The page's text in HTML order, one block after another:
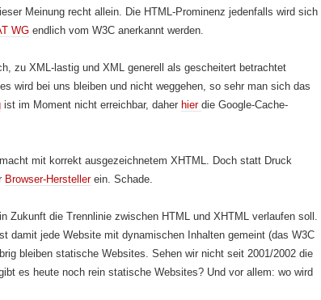
Meinung recht allein. Die HTML-Prominenz jedenfalls wird sich
WG endlich vom W3C anerkannt werden.
zu XML-lastig und XML generell als gescheitert betrachtet
wird bei uns bleiben und nicht weggehen, so sehr man sich das
ist im Moment nicht erreichbar, daher hier die Google-Cache-
mit korrekt ausgezeichnetem XHTML. Doch statt Druck
Browser-Herstellerein. Schade.
Zukunft die Trennlinie zwischen HTML und XHTML verlaufen soll.
damit jede Website mit dynamischen Inhalten gemeint (das W3C
bleiben statische Websites. Sehen wir nicht seit 2001/2002 die
es heute noch rein statische Websites? Und vor allem: wo wird